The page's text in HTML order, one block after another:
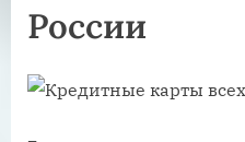
России